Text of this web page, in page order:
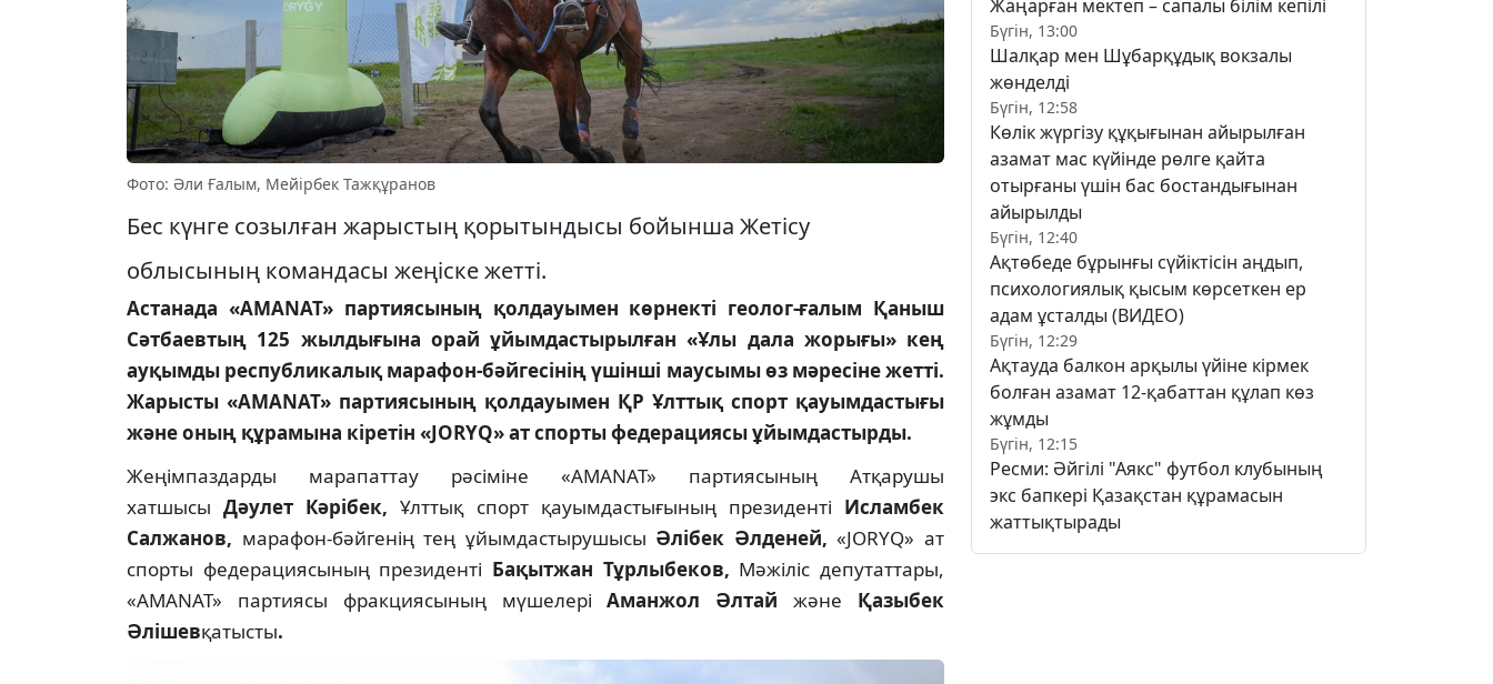
Фото: Әли Ғалым, Мейірбек Тажқұранов
Бес күнге созылған жарыстың қорытындысы бойынша Жетісу
облысының командасы жеңіске жетті.
Астанада «AMANAT» партиясының қолдауымен көрнекті геолог-ғалым Қаныш
Сәтбаевтың 125 жылдығына орай ұйымдастырылған «Ұлы дала жорығы» кең
ауқымды республикалық марафон-бәйгесінің үшінші маусымы өз мәресіне жетті.
Жарысты «AMANAT» партиясының қолдауымен ҚР Ұлттық спорт қауымдастығы
және оның құрамына кіретін «JORYQ» ат спорты федерациясы ұйымдастырды.
Жеңімпаздарды марапаттау рәсіміне «AMANAT» партиясының Атқарушы
хатшысыДәулет Кәрібек,Ұлттық спорт қауымдастығының президенті Исламбек
Салжанов, марафон-бәйгенің тең ұйымдастырушысы Әлібек Әлденей,«JORYQ» ат
спорты федерациясының президенті Бақытжан Тұрлыбеков, Мәжіліс депутаттары,
«AMANAT» партиясы фракциясының мүшелеріАманжол Әлтайжәне Қазыбек
Әлішевқатысты.
Жаңарған мектеп – сапалы білім кепілі
Бүгін, 13:00
Шалқар мен Шұбарқұдық вокзалы
жөнделді
Бүгін, 12:58
Көлік жүргізу құқығынан айырылған
азамат мас күйінде рөлге қайта
отырғаны үшін бас бостандығынан
айырылды
Бүгін, 12:40
Ақтөбеде бұрынғы сүйіктісін аңдып,
психологиялық қысым көрсеткен ер
адам ұсталды (ВИДЕО)
Бүгін, 12:29
Ақтауда балкон арқылы үйіне кірмек
болған азамат 12-қабаттан құлап көз
жұмды
Бүгін, 12:15
Ресми: Әйгілі "Аякс" футбол клубының
экс бапкері Қазақстан құрамасын
жаттықтырады